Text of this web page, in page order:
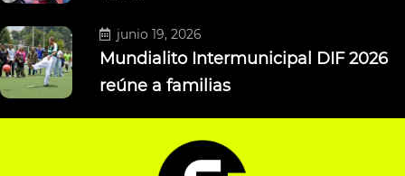
junio 19, 2026
Mundialito Intermunicipal DIF 2026
reúne a familias